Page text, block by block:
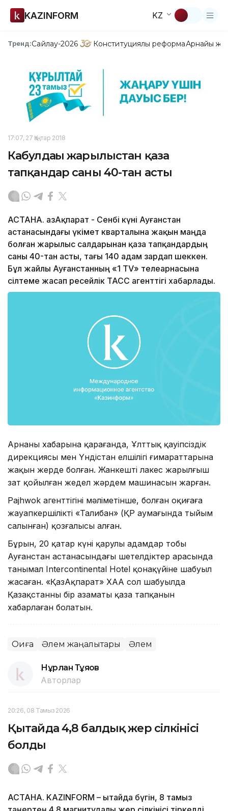
KAZINFORM KZ
Тренд:Сайлау-2026 Конституциялық реформаАрнайы
17:07, 27 Қаңтар 2018
Кабулдағы жарылыстан қаза
тапқандар саны 40-тан асты
АСТАНА. ҚазАқпарат - Сенбі күні Ауғанстан
астанасындағы үкімет кварталына жақын маңда
болған жарылыс салдарынан қаза тапқандардың
саны 40-тан асты, тағы 140 адам зардап шеккен.
Бұл жайлы Ауғанстанның «1 TV» телеарнасына
сілтеме жасап ресейлік ТАСС агенттігі хабарлады.
Арнаның хабарына қарағанда, Ұлттық қауіпсіздік
дирекциясы мен Үндістан елшілігі ғимараттарына
жақын жерде болған. Жанкешті лаңкес жарылғыш
зат қойылған жедел жәрдем машинасын жарған.
Pajhwok агенттігінің мәліметінше, болған оқиғаға
жауапкершілікті «Талибан» (ҚР аумағында тыйым
салынған) қозғалысы алған.
Бұрын, 20 қаңтар күні қарулы адамдар тобы
Ауғанстан астанасындағы шетелдіктер арасында
танымал Intercontinental Hotel қонақүйіне шабуыл
жасаған. «ҚазАқпарат» ХАА сол шабуылда
Қазақстанның бір азаматы қаза тапқанын
хабарлаған болатын.
Оқиға Әлем жаңалықтары Әлем
Нұрлан Тұяқов
Авторлар
20:26, 08 Тамыз 2026
Қытайда 4,8 балдық жер сілкінісі
болды
АСТАНА. KAZINFORM – Қытайда бүгін, 8 тамыз